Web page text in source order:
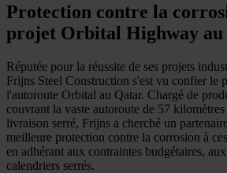
Protection contre la
projet Orbital Highway
Réputée pour la réussite de ses projets
Frijns Steel Construction s'est vu confier le
l'autoroute Orbital au Qatar. Chargé de
couvrant la vaste autoroute de 57
livraison serré, Frijns a cherché un
meilleure protection contre la corrosion à
en adhérant aux contraintes budgétaires,
calendriers serrés.